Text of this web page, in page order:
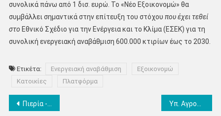
συνολικά πάνω από 1 δισ. ευρώ. Το «Νέο Εξοικονομώ» θα
συμβάλλει σημαντικά στην επίτευξη του στόχου που έχει τεθεί
στο Εθνικό Σχέδιο για την Ενέργεια και το Κλίμα (ΕΣΕΚ) για τη
συνολική ενεργειακή αναβάθμιση 600.000 κτιρίων έως το 2030.
Ετικέτα: Ενεργειακή αναβάθμιση
Εξοικονομώ
Κατοικίες
Πλατφόρμα
Πλοήγηση
Πιερία -“Καμπάνα” και 7ημερη αναστολή σε κατάστημα για άτομο χωρίς το απαραίτητο πιστοποιητικά